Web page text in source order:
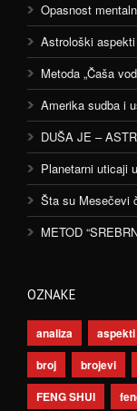
Opasnost
Astrološki
Metoda „Čaša
Amerika sudba i
DUŠA JE –
Planetarni uticaji
Šta su Mesečevi
METOD
OZNAKE
analiza aspekti
broj
brojevi
FENG SHUI